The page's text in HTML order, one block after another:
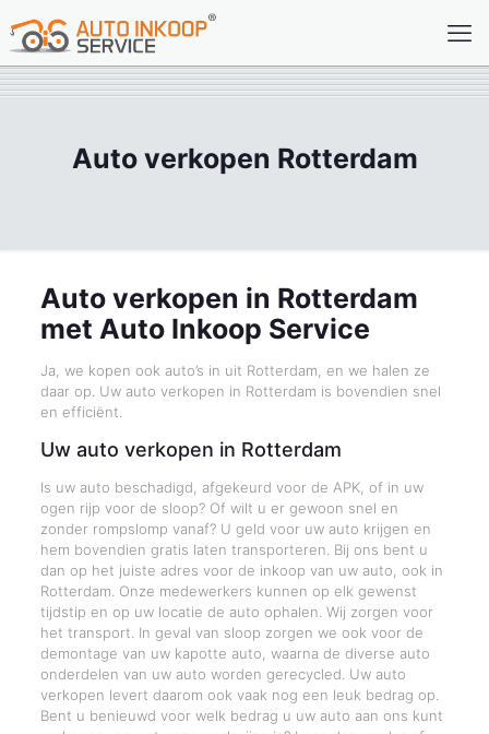
Auto verkopen Rotterdam
Auto verkopen in Rotterdam
met Auto Inkoop Service
Ja, we kopen ook auto’s in uit Rotterdam, en we halen ze
daar op. Uw auto verkopen in Rotterdam is bovendien snel
en efficiënt.
Uw auto verkopen in Rotterdam
Is uw auto beschadigd, afgekeurd voor de APK, of in uw
ogen rijp voor de sloop? Of wilt u er gewoon snel en
zonder rompslomp vanaf? U geld voor uw auto krijgen en
hem bovendien gratis laten transporteren. Bij ons bent u
dan op het juiste adres voor de inkoop van uw auto, ook in
Rotterdam. Onze medewerkers kunnen op elk gewenst
tijdstip en op uw locatie de auto ophalen. Wij zorgen voor
het transport. In geval van sloop zorgen we ook voor de
demontage van uw kapotte auto, waarna de diverse auto
onderdelen van uw auto worden gerecycled. Uw auto
verkopen levert daarom ook vaak nog een leuk bedrag op.
Bent u benieuwd voor welk bedrag u uw auto aan ons kunt